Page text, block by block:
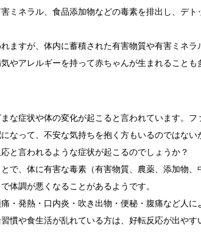
ミネラル、食品添加物などの毒素を排出し、デト
ますが、体内に蓄積された有害物質や有害ミネラ
やアレルギーを持って赤ちゃんが生まれることも
な症状や体の変化が起こると言われています。フ
なって、不安な気持ちを抱く方もいるのではない
と言われるような症状が起こるのでしょうか？
で、体に有害な毒素（有害物質、農薬、添加物、
体調が悪くなることがあるようです。
・発熱・口内炎・吹き出物・便秘・腹痛など人に
慣や食生活が乱れている方は、好転反応が出や